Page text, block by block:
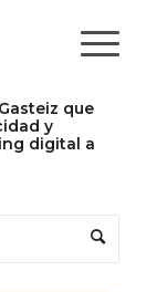
que
y
digital a